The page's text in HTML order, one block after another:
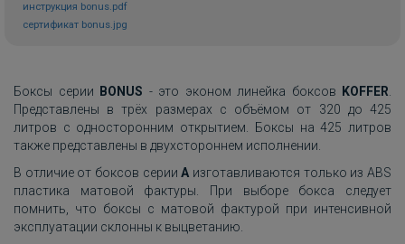
инструкция bonus.pdf
сертификат bonus.jpg
Боксы серии BONUS - это эконом линейка боксов KOFFER
Представлены в трёх размерах с объёмом от 320 до 425
литров с односторонним открытием. Боксы на 425 литров
также представлены в двухстороннем исполнении.
В отличие от боксов серииA изготавливаются только из ABS
пластика матовой фактуры. При выборе бокса следует
помнить, что боксы с матовой фактурой при интенсивной
эксплуатации склонны к выцветанию.